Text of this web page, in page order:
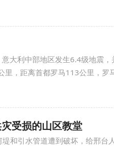
大利中部地区发生6.4级地震
里，距离首都罗马113公里，罗
受损的山区教堂
和引水管道遭到破坏，给邢台